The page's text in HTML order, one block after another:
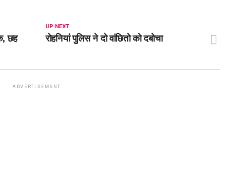
UP NEXT
रोहनियां पुलिस ने दो वांछितो को दबोचा
छह
ADVERTISEMENT